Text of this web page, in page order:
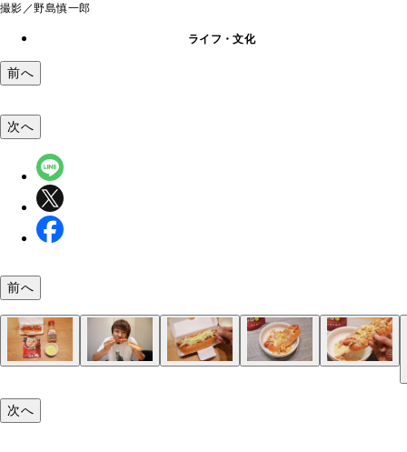
撮影／野島慎一郎
ライフ・文化
前へ
（１）舐める！ ホットドッグのソーセージを取
（２）のせる！ （１）をパンに戻したらチーズ
（５）激ウマ！ あとはシュクメルリを絡めなが
次へ
前へ
次へ